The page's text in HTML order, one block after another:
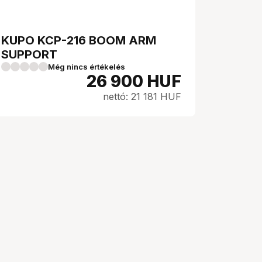
KUPO KCP-216 BOOM ARM
SUPPORT
Még nincs értékelés
26 900 HUF
nettó: 21 181 HUF